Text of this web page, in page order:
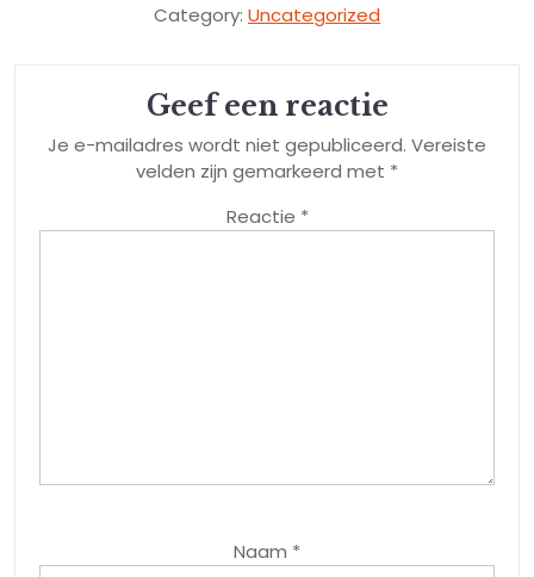
Category: Uncategorized
Geef een reactie
Je e-mailadres wordt niet gepubliceerd. Vereiste
velden zijn gemarkeerd met *
Reactie *
Naam *